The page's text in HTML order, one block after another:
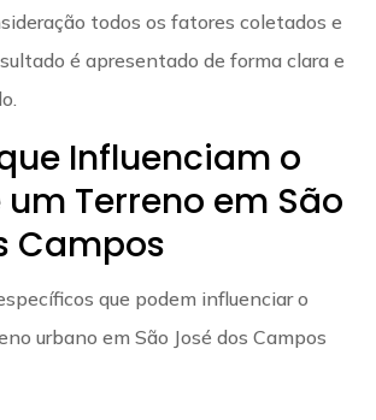
todos os fatores coletados e
é apresentado de forma clara e
Influenciam o
Terreno em São
Campos
que podem influenciar o
urbano em São José dos Campos